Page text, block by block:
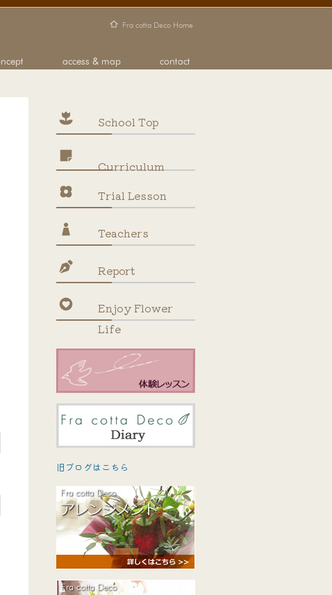
School Top
Curriculum
Trial Lesson
Teachers
Report
Enjoy Flower
Life
旧ブログはこちら